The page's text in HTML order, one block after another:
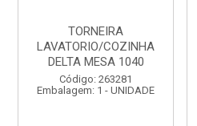
TORNEIRA
LAVATORIO/COZINHA
DELTA MESA 1040
Código: 263281
Embalagem: 1 - UNIDADE